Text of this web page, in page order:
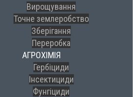
Вирощування
Точне землеробство
Зберігання
Переробка
АГРОХІМІЯ
Гербіциди
Інсектициди
Фунгіциди